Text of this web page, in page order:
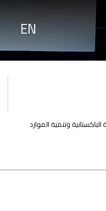
EN
الباكستانية وتنمية الموارد